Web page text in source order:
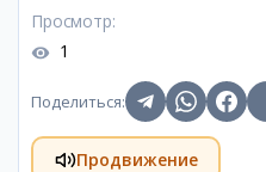
Просмотр:
1
Поделиться:
Продвижение